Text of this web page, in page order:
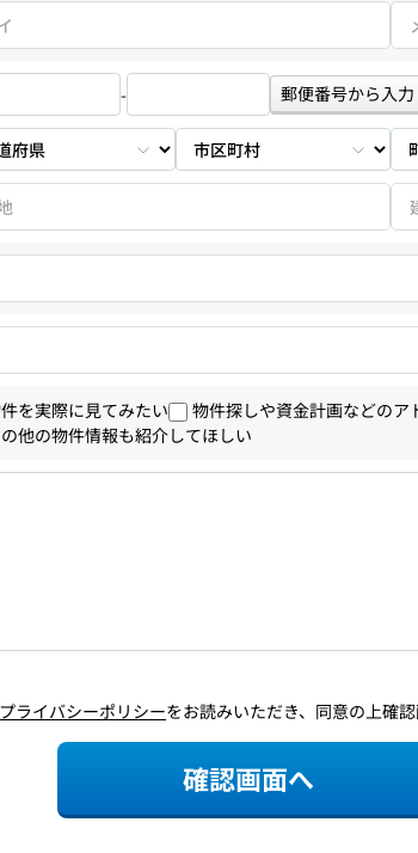
- 郵便番号から入力
を実際に見てみたい
物件探しや資金計画などのア
他の物件情報も紹介してほしい
プライバシーポリシーをお読みいただき、同意の上確認
確認画面へ